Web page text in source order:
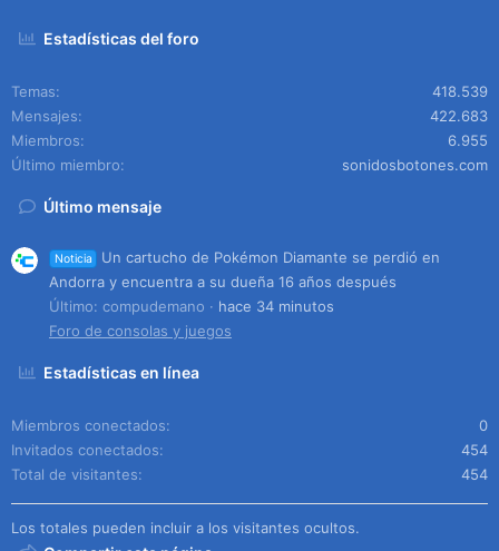
Estadísticas del foro
Temas
418.539
Mensajes
422.683
Miembros
6.955
Último miembro
sonidosbotones.com
Último mensaje
Noticia
Un cartucho de Pokémon Diamante se perdió en
Andorra y encuentra a su dueña 16 años después
Último: compudemano
hace 34 minutos
Foro de consolas y juegos
Estadísticas en línea
Miembros conectados
0
Invitados conectados
454
Total de visitantes
454
Los totales pueden incluir a los visitantes ocultos.